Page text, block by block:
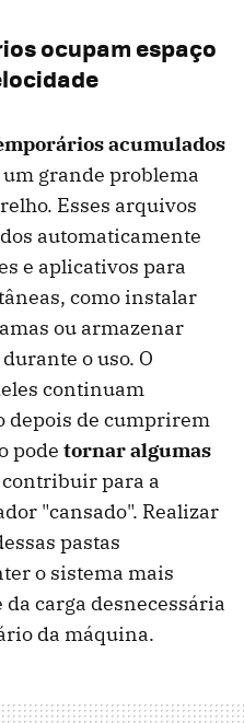
ocupam espaço
acumulados
grande problema
Esses arquivos
automaticamente
e aplicativos para
como instalar
ou armazenar
o uso. O
continuam
depois de cumprirem
pode tornar algumas
contribuir para a
"cansado". Realizar
pastas
o sistema mais
carga desnecessária
da máquina.